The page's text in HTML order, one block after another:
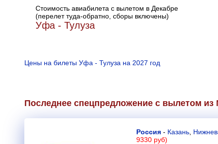
Стоимость авиабилета с вылетом в Декабре
(перелет туда-обратно, сборы включены)
Уфа - Тулуза
Цены на билеты Уфа - Тулуза на 2027 год
Последнее спецпредложение с вылетом
Россия - Казань
9330 руб)